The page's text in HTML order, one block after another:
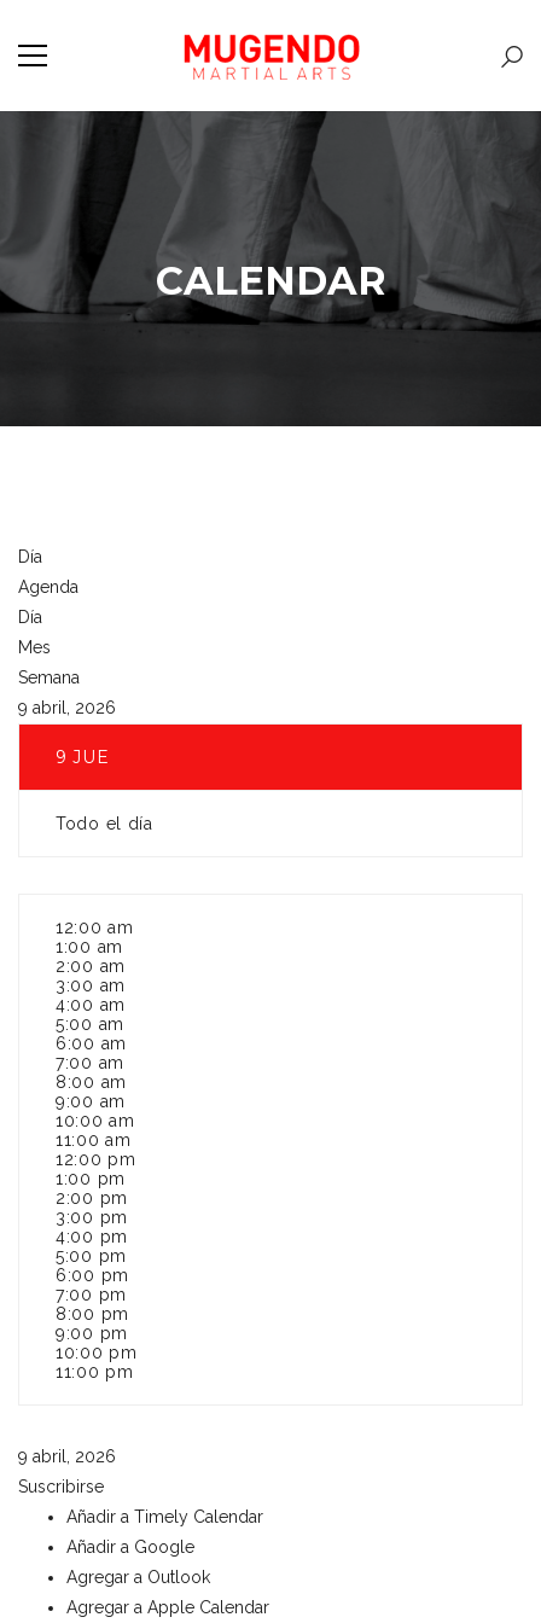
CALENDAR
Día
Agenda
Día
Mes
Semana
9 abril, 2026
9 JUE
Todo el día
12:00 am
1:00 am
2:00 am
3:00 am
4:00 am
5:00 am
6:00 am
7:00 am
8:00 am
9:00 am
10:00 am
11:00 am
12:00 pm
1:00 pm
2:00 pm
3:00 pm
4:00 pm
5:00 pm
6:00 pm
7:00 pm
8:00 pm
9:00 pm
10:00 pm
11:00 pm
9 abril, 2026
Suscribirse
Añadir a Timely Calendar
Añadir a Google
Agregar a Outlook
Agregar a Apple Calendar